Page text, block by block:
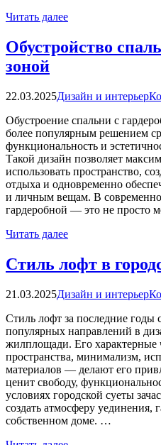
Читать далее
Обустройство
зоной
22.03.2025Дизайн и интерьер
Обустроение спальни с
более популярным решением
функциональность и
Такой дизайн позволяет
использовать пространство,
отдыха и одновременно
и личным вещам. В
гардеробной — это не просто
Читать далее
Стиль лофт в
21.03.2025Дизайн и интерьер
Стиль лофт за последние годы
популярных направлений в
жилплощади. Его
пространства, минимализм,
материалов — делают его
ценит свободу,
условиях городской суеты
создать атмосферу уединения,
собственном доме. …